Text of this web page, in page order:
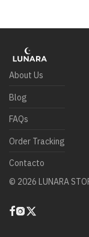
About Us
Blog
FAQs
Order Tracking
Contacto
© 2026 LUNARA